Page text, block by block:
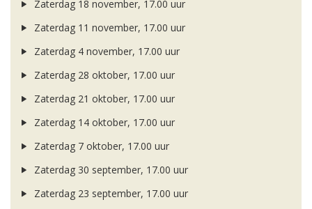
Zaterdag 18 november, 17.00 uur
Zaterdag 11 november, 17.00 uur
Zaterdag 4 november, 17.00 uur
Zaterdag 28 oktober, 17.00 uur
Zaterdag 21 oktober, 17.00 uur
Zaterdag 14 oktober, 17.00 uur
Zaterdag 7 oktober, 17.00 uur
Zaterdag 30 september, 17.00 uur
Zaterdag 23 september, 17.00 uur